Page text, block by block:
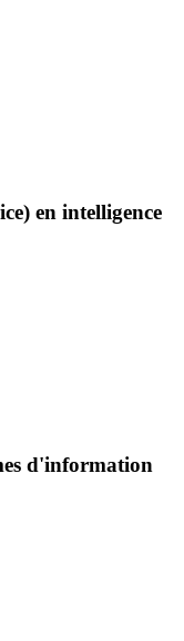
en intelligence
d'information